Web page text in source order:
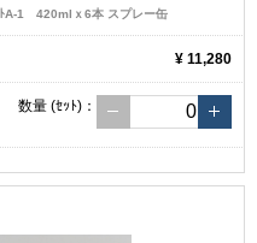
ﾄA-1 420mlｘ6本 スプレー缶
¥ 11,280
数量 (ｾｯﾄ) ：